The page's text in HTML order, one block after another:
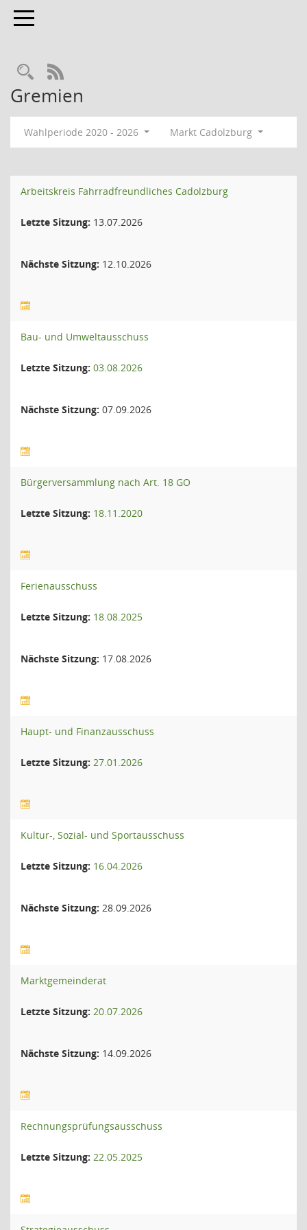
Toggle navigation
Rechercheauswahl
RSS-Feed
Gremien
Wahlperiode 2020 - 2026 Markt Cadolzburg
Arbeitskreis Fahrradfreundliches Cadolzburg
Letzte Sitzung: 13.07.2026
Nächste Sitzung: 12.10.2026
Bau- und Umweltausschuss
Letzte Sitzung: 03.08.2026
Nächste Sitzung: 07.09.2026
Bürgerversammlung nach Art. 18 GO
Letzte Sitzung: 18.11.2020
Ferienausschuss
Letzte Sitzung: 18.08.2025
Nächste Sitzung: 17.08.2026
Haupt- und Finanzausschuss
Letzte Sitzung: 27.01.2026
Kultur-, Sozial- und Sportausschuss
Letzte Sitzung: 16.04.2026
Nächste Sitzung: 28.09.2026
Marktgemeinderat
Letzte Sitzung: 20.07.2026
Nächste Sitzung: 14.09.2026
Rechnungsprüfungsausschuss
Letzte Sitzung: 22.05.2025